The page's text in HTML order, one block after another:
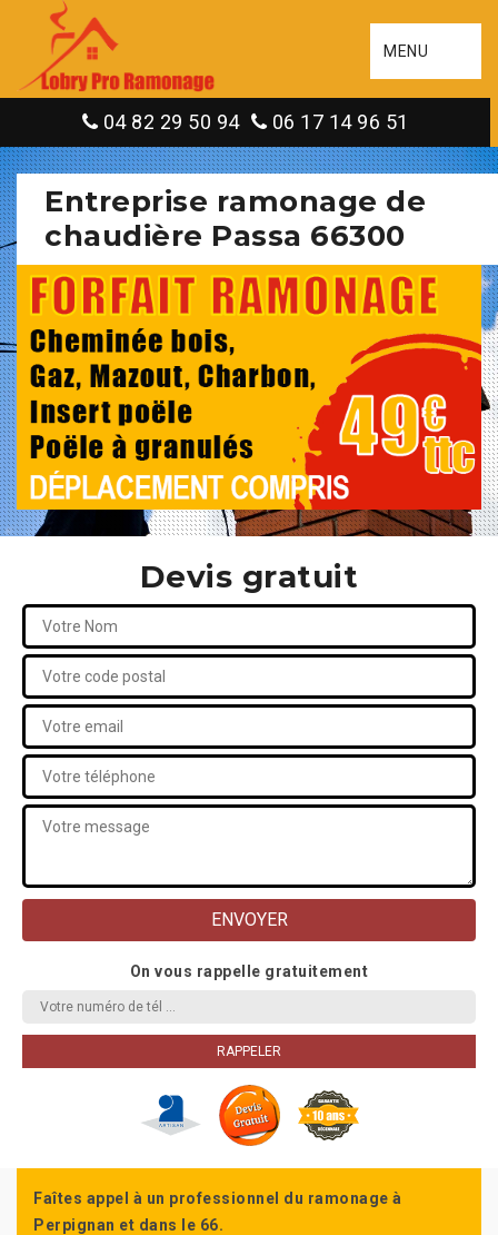
MENU
04 82 29 50 94 06 17 14 96 51
Entreprise ramonage de
chaudière Passa 66300
Devis gratuit
On vous rappelle gratuitement
Faîtes appel à un professionnel du ramonage à
Perpignan et dans le 66.